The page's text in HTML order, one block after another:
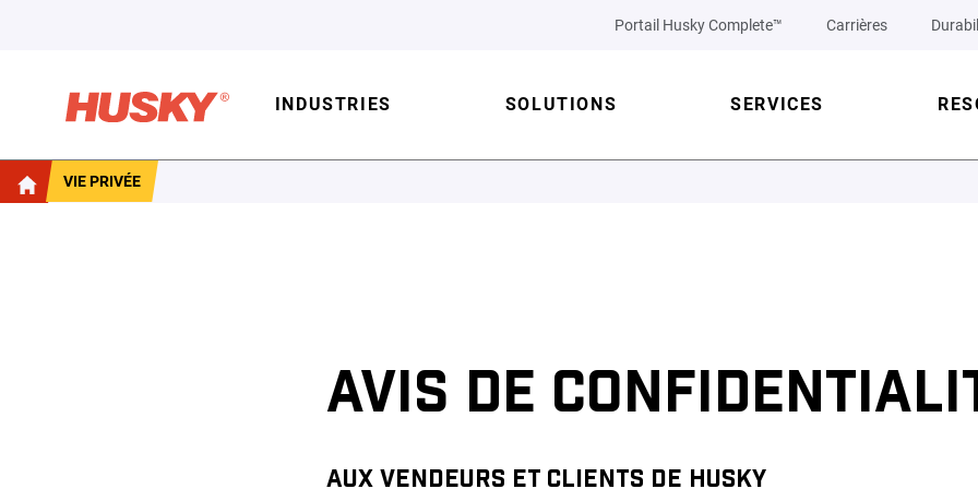
Portail Husky Complete™ Carrières
INDUSTRIES SOLUTIONS SERVICES
VIE PRIVÉE
AVIS DE
AUX VENDEURS ET CLIENTS DE HUSKY